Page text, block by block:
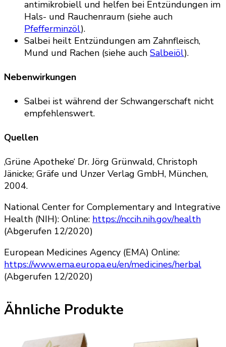
antimikrobiell und helfen bei Entzündungen im
Hals- und Rauchenraum (siehe auch
Pfefferminzöl).
Salbei heilt Entzündungen am Zahnfleisch,
Mund und Rachen (siehe auch Salbeiöl).
Nebenwirkungen
Salbei ist während der Schwangerschaft nicht
empfehlenswert.
Quellen
‚Grüne Apotheke‘ Dr. Jörg Grünwald, Christoph
Jänicke; Gräfe und Unzer Verlag GmbH, München,
2004.
National Center for Complementary and Integrative
Health (NIH): Online: https://nccih.nih.gov/health
(Abgerufen 12/2020)
European Medicines Agency (EMA) Online:
https://www.ema.europa.eu/en/medicines/herbal
(Abgerufen 12/2020)
Ähnliche Produkte